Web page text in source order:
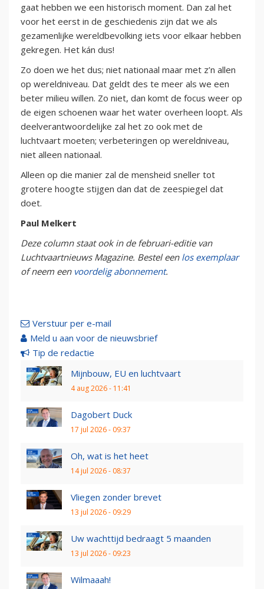
gaat hebben we een historisch moment. Dan zal het
voor het eerst in de geschiedenis zijn dat we als
gezamenlijke wereldbevolking iets voor elkaar hebben
gekregen. Het kán dus!
Zo doen we het dus; niet nationaal maar met z’n allen
op wereldniveau. Dat geldt des te meer als we een
beter milieu willen. Zo niet, dan komt de focus weer op
de eigen schoenen waar het water overheen loopt. Als
deelverantwoordelijke zal het zo ook met de
luchtvaart moeten; verbeteringen op wereldniveau,
niet alleen nationaal.
Alleen op die manier zal de mensheid sneller tot
grotere hoogte stijgen dan dat de zeespiegel dat
doet.
Paul Melkert
Deze column staat ook in de februari-editie van
Luchtvaartnieuws Magazine. Bestel een los exemplaar
of neem een voordelig abonnement.
Verstuur per e-mail
Meld u aan voor de nieuwsbrief
Tip de redactie
Mijnbouw, EU en luchtvaart
4 aug 2026 - 11:41
Dagobert Duck
17 jul 2026 - 09:37
Oh, wat is het heet
14 jul 2026 - 08:37
Vliegen zonder brevet
13 jul 2026 - 09:29
Uw wachttijd bedraagt 5 maanden
13 jul 2026 - 09:23
Wilmaaah!